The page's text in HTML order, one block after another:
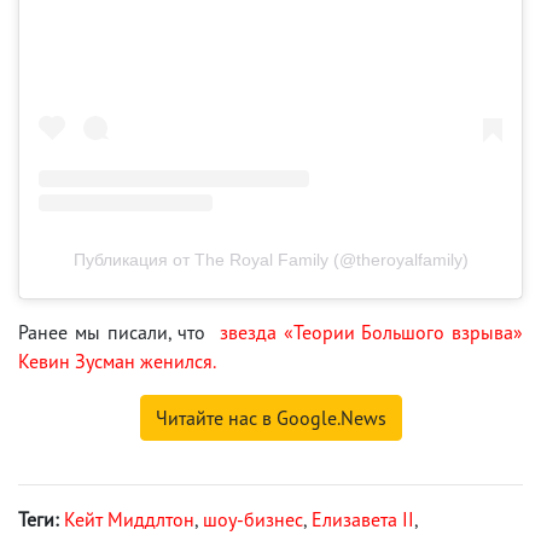
Публикация от The Royal Family (@theroyalfamily)
Ранее мы писали, что
звезда «Теории Большого взрыва»
Кевин Зусман женился.
Читайте нас в Google.News
Теги: Кейт Миддлтон, шоу-бизнес, Елизавета II,